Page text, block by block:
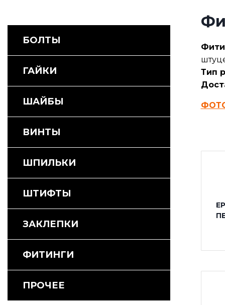
Тип
БОЛТЫ
ГАЙКИ
ШАЙБЫ
ВИНТЫ
ШПИЛЬКИ
ШТИФТЫ
ЗАКЛЕПКИ
ФИТИНГИ
ПРОЧЕЕ